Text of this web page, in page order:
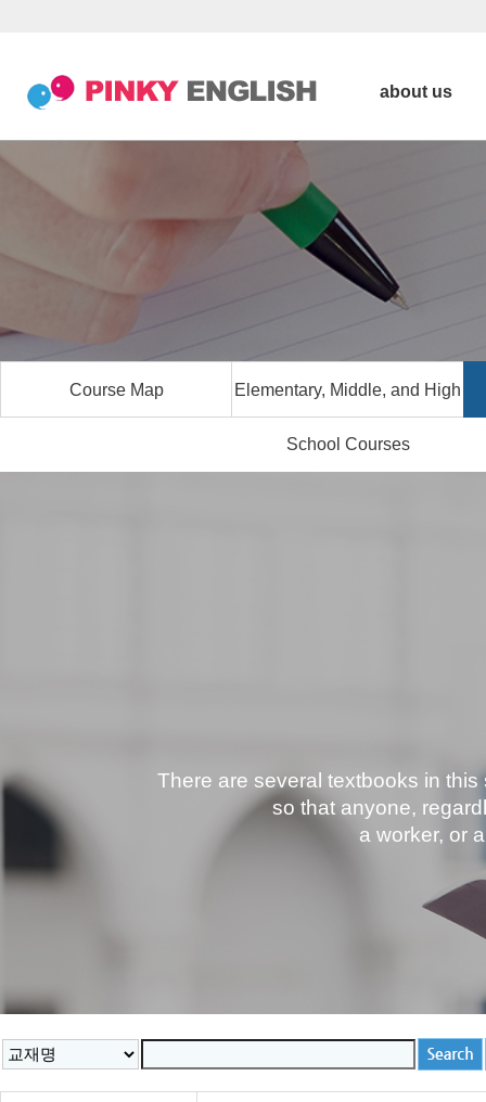
about us
Course Map Elementary, Middle, and High
School Courses
There are several textbooks in
so that anyone,
a worker, or